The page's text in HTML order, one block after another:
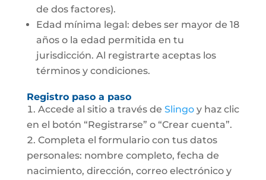
de dos factores).
Edad mínima legal: debes ser mayor de 18
años o la edad permitida en tu
jurisdicción. Al registrarte aceptas los
términos y condiciones.
Registro paso a paso
Accede al sitio a través de Slingoy haz clic
en el botón “Registrarse” o “Crear cuenta”.
Completa el formulario con tus datos
personales: nombre completo, fecha de
nacimiento, dirección, correo electrónico y